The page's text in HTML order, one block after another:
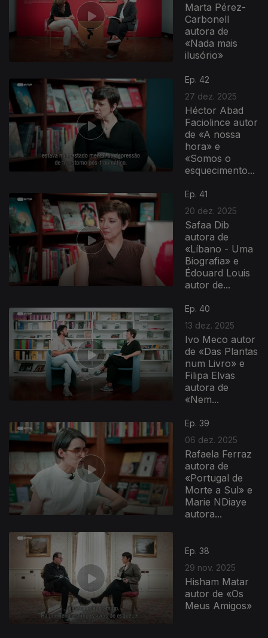
Marta Pérez-
Carbonell
autora de
«Nada mais
ilusório»
Ep. 42
27 dez. 2025
Héctor Abad
Faciolince autor
de «A nossa
hora» e
«Somos o
esquecimento...
Ep. 41
20 dez. 2025
Safaa Dib
autora de
«Líbano - Uma
Biografia» e
Édouard Louis
autor de...
Ep. 40
13 dez. 2025
Ivo Meco autor
de «Das Plantas
num Livro» e
Filipa Elvas
autora de
«Nem...
Ep. 39
06 dez. 2025
Rafaela Ferraz
autora de
«Portugal de
Morte a Sul» e
Marie NDiaye
autora...
Ep. 38
29 nov. 2025
Hisham Matar
autor de «Os
Meus Amigos»
891238